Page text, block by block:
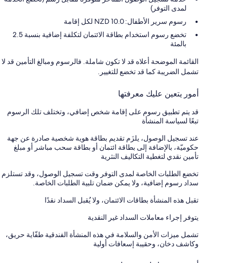
لمدى التوفر)
رسوم سرير الأطفال: 10.0 NZD لكل إقامة
تخضع رسوم استخدام بطاقة الائتمان لتكلفة إضافية بنسبة 2.5
بالمئة
القائمة الموضحة أعلاه قد لا تكون شاملة. فالرسوم ومبالغ التأمين قد لا
تشمل الضريبة كما قد تخضع للتغيير.
أمور يتعين عليك معرفتها
قد يتم تطبيق رسوم على إقامة شخص إضافي، وتختلف تلك الرسوم
تبعًا لسياسة المنشأة
عند تسجيل الوصول، يلزَم تقديم بطاقة هوية شخصية صادرة عن جهة
حكوميّة، بالإضافة إلى بطاقة ائتمان أو بطاقة سحب مباشر أو مبلغ
تأمين نقدي لتغطية التكاليف النثرية
تخضع الطلبات الخاصة لمدى التوفر وقت تسجيل الوصول، وقد تستلزم
سداد رسوم إضافية، ولا يمكن ضمان تلبية الطلبات الخاصة.
تقبل هذه المنشأة بطاقات الائتمان، ولا يُقبل السداد نقدًا
يتوفر إجراء معاملات السداد غير النقدية
تشمل ميزات الأمن والسلامة في هذه المنشأة الفندقية طفّاية حريق،
وكاشف دخان، وحقيبة إسعافات أولية